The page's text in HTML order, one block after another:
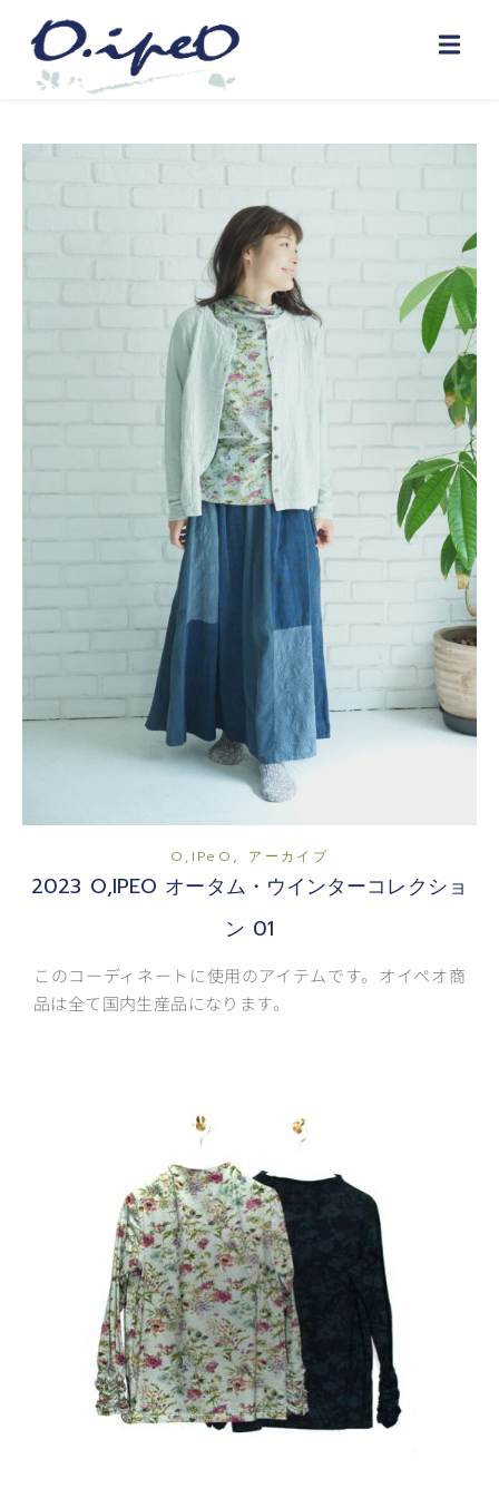
O,iPeO , アーカイブ
2023 O,IPEO オータム・ウインターコレクショ
ン 01
このコーディネートに使用のアイテムです。オイペオ商
品は全て国内生産品になります。